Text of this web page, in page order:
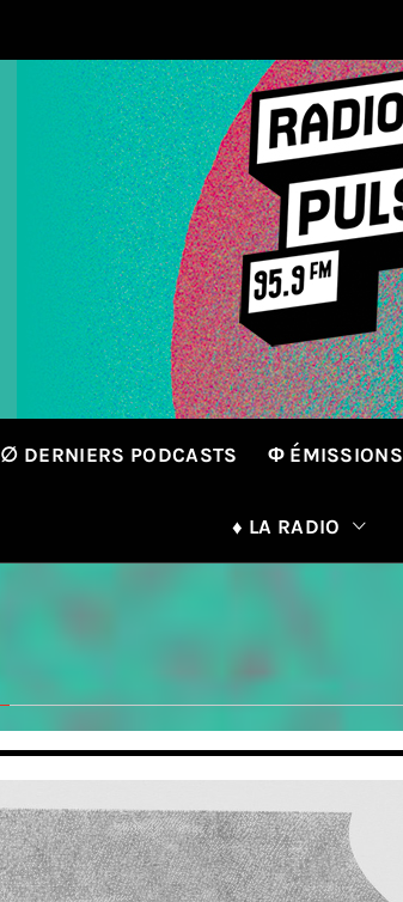
∅ DERNIERS PODCASTS Φ ÉMISSIONS
♦ LA RADIO